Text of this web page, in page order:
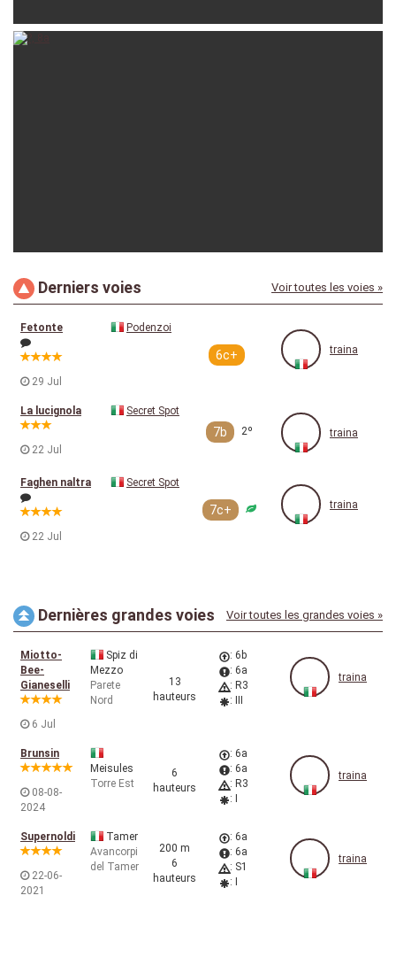
traina
Derniers voies Voir toutes les voies »
Fetonte
29 Jul
Podenzoi
6c+ traina
La lucignola
22 Jul
Secret Spot
7b 2º traina
Faghen naltra
22 Jul
Secret Spot
7c+ traina
Dernières grandes voies Voir toutes les grandes voies »
Miotto-
Bee-
Gianeselli
6 Jul
Spiz di
Mezzo
Parete
Nord
13
hauteurs
: 6b
: 6a
: R3
: III
traina
Brunsin
08-08-
2024
Meisules
Torre Est
6
hauteurs
: 6a
: 6a
: R3
: I
traina
Supernoldi
22-06-
2021
Tamer
Avancorpi
del Tamer
200 m
6
hauteurs
: 6a
: 6a
: S1
: I
traina